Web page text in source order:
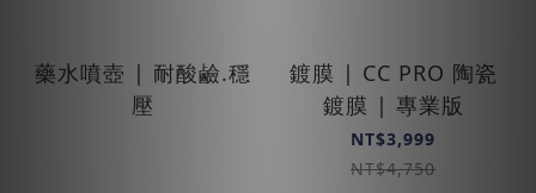
藥水噴壺 | 耐酸鹼.穩
壓
鍍膜 | CC PRO 陶瓷
鍍膜 | 專業版
NT$3,999
NT$4,750